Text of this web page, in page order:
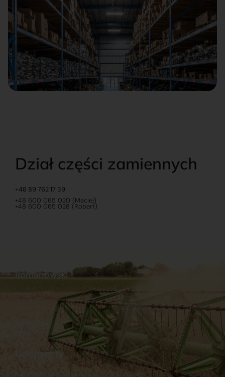
Dział części zamiennych
+48 89 762 17 39
+48 600 065 020 (Maciej)
+48 600 065 028 (Robert)
Dokumenty
Regulamin Dostawy
Romanowski
Sklep internetowy
Praca
Ubezpieczenia